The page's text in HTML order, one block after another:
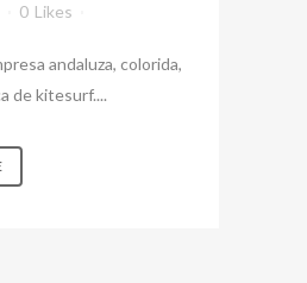
0 Likes
andaluza, colorida,
de kitesurf....